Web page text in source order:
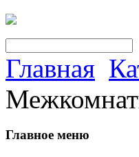
Главная
Главное меню